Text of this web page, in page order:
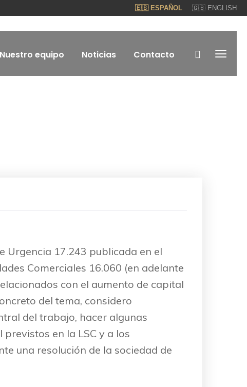
🇪🇸 ESPAÑOL 🇬🇧 ENGLISH
Nuestro equipo Noticias Contacto
Urgencia 17.243 publicada en el
Comerciales 16.060 (en adelante
con el aumento de capital
del tema, considero
del trabajo, hacer algunas
en la LSC y a los
una resolución de la sociedad de